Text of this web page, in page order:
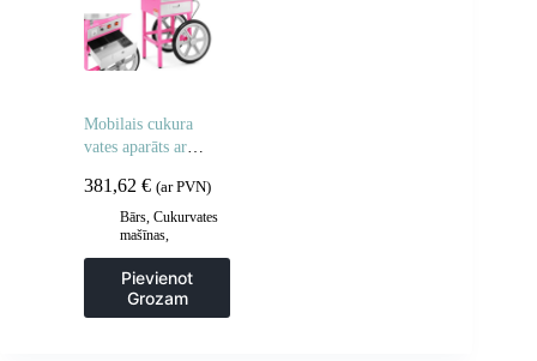
Mobilais cukura
vates aparāts ar
381,62 € (ar PVN)
Bārs, Cukurvates
mašīnas,
Pievienot
Grozam